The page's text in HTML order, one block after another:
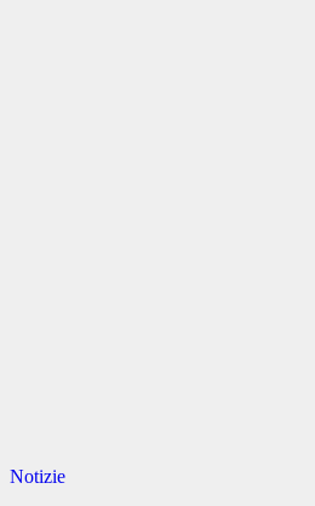
Notizie